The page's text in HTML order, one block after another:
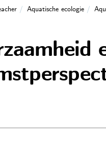
Aquatische ecologie